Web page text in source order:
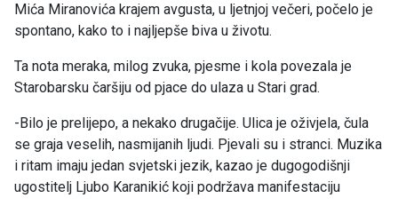
Mića Miranovića krajem avgusta, u ljetnjoj večeri, počelo je
spontano, kako to i najljepše biva u životu.
Ta nota meraka, milog zvuka, pjesme i kola povezala je
Starobarsku čaršiju od pjace do ulaza u Stari grad.
-Bilo je prelijepo, a nekako drugačije. Ulica je oživjela, čula
se graja veselih, nasmijanih ljudi. Pjevali su i stranci. Muzika
i ritam imaju jedan svjetski jezik, kazao je dugogodišnji
ugostitelj Ljubo Karanikić koji podržava manifestaciju